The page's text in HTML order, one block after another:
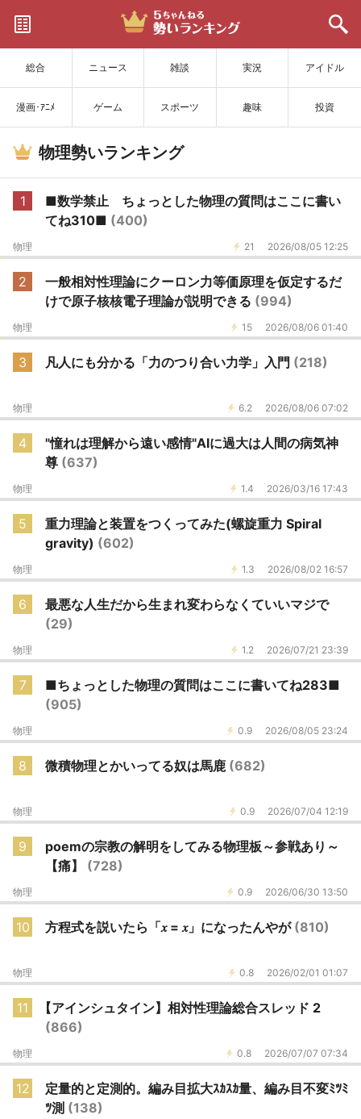
総合 ニュース 雑談 実況 アイドル
漫画･ｱﾆﾒ ゲーム スポーツ 趣味 投資
サイトを更新
物理勢いランキング
1
■数学禁止 ちょっとした物理の質問はここに書い
てね310■ (400)
21 2026/08/05 12:25
物理
2
一般相対性理論にクーロン力等価原理を仮定するだ
けで原子核核電子理論が説明できる (994)
15 2026/08/06 01:40
物理
3 凡人にも分かる「力のつり合い力学」入門 (218)
6.2 2026/08/06 07:02
物理
4
"憧れは理解から遠い感情"AIに過大は人間の病気神
尊 (637)
1.4 2026/03/16 17:43
物理
5
重力理論と装置をつくってみた(螺旋重力 Spiral
gravity) (602)
1.3 2026/08/02 16:57
物理
6
最悪な人生だから生まれ変わらなくていいマジで
(29)
1.2 2026/07/21 23:39
物理
7
■ちょっとした物理の質問はここに書いてね283■
(905)
0.9 2026/08/05 23:24
物理
8 微積物理とかいってる奴は馬鹿 (682)
0.9 2026/07/04 12:19
物理
9
poemの宗教の解明をしてみる物理板～参戦あり～
【痛】 (728)
0.9 2026/06/30 13:50
物理
10 方程式を説いたら「𝑥 = 𝑥」になったんやが (810)
0.8 2026/02/01 01:07
物理
11
【アインシュタイン】相対性理論総合スレッド 2
(866)
0.8 2026/07/07 07:34
物理
12
定量的と定測的。編み目拡大ｽｶｽｶ量、編み目不変ﾐﾂﾐ
ﾂ測 (138)